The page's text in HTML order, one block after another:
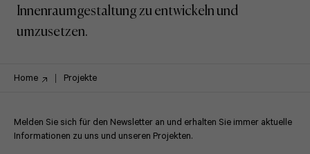
Innenraumgestaltung zu entwickeln und
umzusetzen.
Home Projekte
Melden Sie sich für den Newsletter an und erhalten Sie immer aktuelle
Informationen zu uns und unseren Projekten.